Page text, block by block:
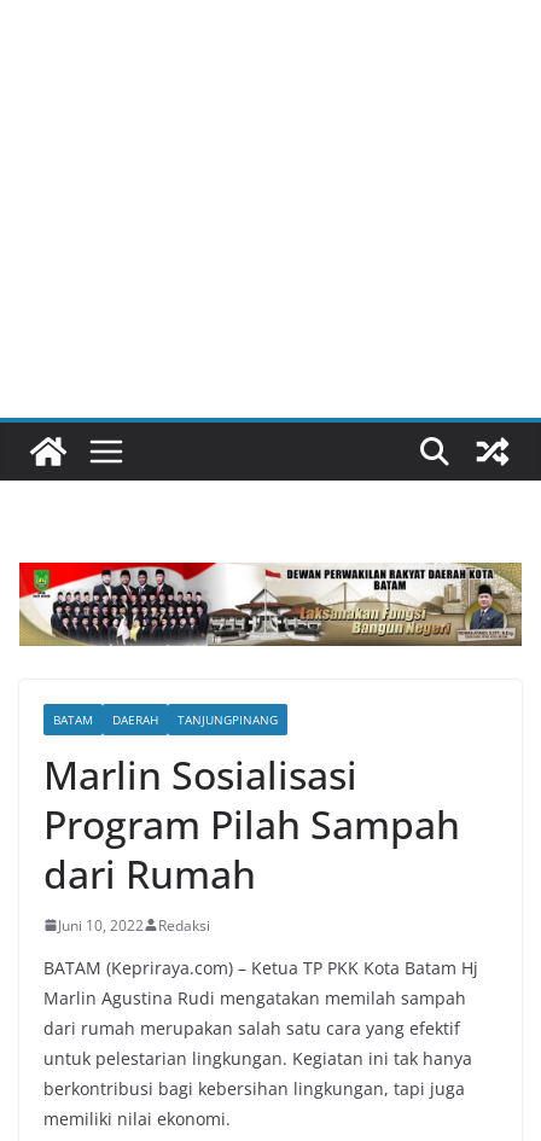
BATAM DAERAH TANJUNGPINANG
Marlin Sosialisasi
Program Pilah Sampah
dari Rumah
Juni 10, 2022 Redaksi
BATAM (Kepriraya.com) – Ketua TP PKK Kota Batam Hj
Marlin Agustina Rudi mengatakan memilah sampah
dari rumah merupakan salah satu cara yang efektif
untuk pelestarian lingkungan. Kegiatan ini tak hanya
berkontribusi bagi kebersihan lingkungan, tapi juga
memiliki nilai ekonomi.